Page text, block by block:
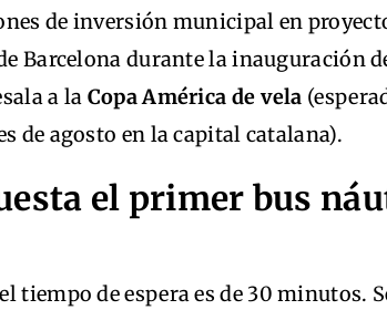
de inversión municipal en
Barcelona durante la inauguración
a la Copa América de vela
de agosto en la capital catalana).
el primer bus
tiempo de espera es de 30 minutos.